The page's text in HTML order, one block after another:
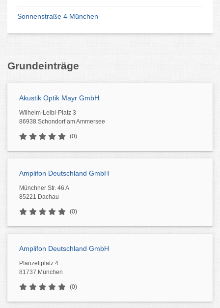
Sonnenstraße 4 München
Grundeinträge
Akustik Optik Mayr GmbH
Wilhelm-Leibl-Platz 3
86938 Schondorf am Ammersee
(0)
Amplifon Deutschland GmbH
Münchner Str. 46 A
85221 Dachau
(0)
Amplifon Deutschland GmbH
Pfanzeltplatz 4
81737 München
(0)